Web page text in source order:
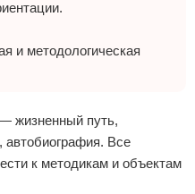
и методологическая
жизненный путь,
автобиография. Все
к методикам и объектам